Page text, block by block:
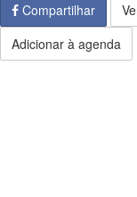
Compartilhar
Adicionar à agenda